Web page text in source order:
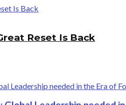
Reset Is Back